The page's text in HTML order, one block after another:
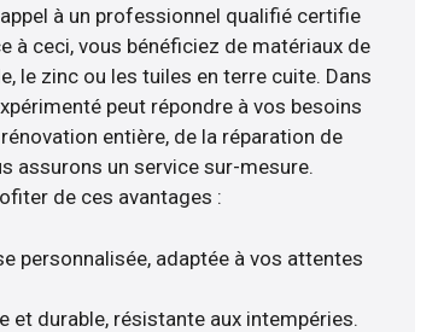
à un professionnel qualifié certifie
à ceci, vous bénéficiez de matériaux de
le zinc ou les tuiles en terre cuite. Dans
peut répondre à vos besoins
rénovation entière, de la réparation de
assurons un service sur-mesure.
de ces avantages :
personnalisée, adaptée à vos attentes
et durable, résistante aux intempéries.